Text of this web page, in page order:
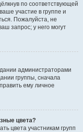
по соответствующей
участие в группе и
Пожалуйста, не
запрос; у него могут
администраторами
группы, сначала
ему личное
цвета?
цвета участникам групп